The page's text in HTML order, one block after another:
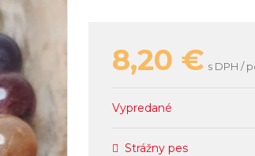
8,20 € s DPH /
Vypredané
Strážny pes